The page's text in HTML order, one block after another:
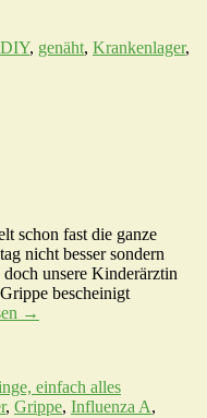
DIY, genäht, Krankenlager,
schon fast die ganze
nicht besser sondern
unsere Kinderärztin
bescheinigt
→
einfach alles
, Grippe, Influenza A,